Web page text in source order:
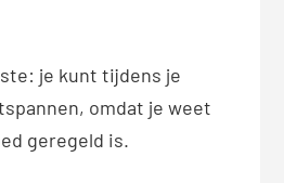
je kunt tijdens je
omdat je weet
geregeld is.